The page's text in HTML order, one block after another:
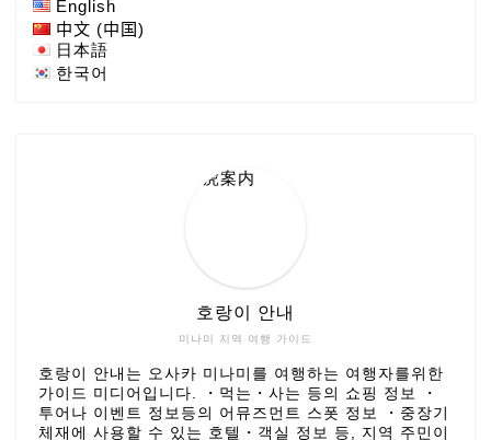
English
中文 (中国)
日本語
한국어
미나미 지역 여행 가이드
호랑이 안내
호랑이 안내는 오사카 미나미를 여행하는 여행자를위한
가이드 미디어입니다. ・먹는・사는 등의 쇼핑 정보 ・
투어나 이벤트 정보등의 어뮤즈먼트 스폿 정보 ・중장기
체재에 사용할 수 있는 호텔・객실 정보 등, 지역 주민이